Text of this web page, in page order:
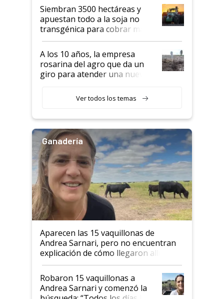
Siembran 3500 hectáreas y
apuestan todo a la soja no
transgénica para cobrar más
por tonelada: compraron un
semillero
A los 10 años, la empresa
rosarina del agro que da un
giro para atender una nueva
Ver todos los temas
Ganadería
Aparecen las 15 vaquillonas de
Andrea Sarnari, pero no encuentran
explicación de cómo llegaron allí
Robaron 15 vaquillonas a
Andrea Sarnari y comenzó la